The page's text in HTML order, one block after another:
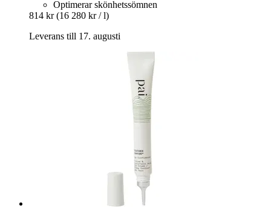
Optimerar skönhetssömnen
814 kr (16 280 kr / l)
Leverans till 17. augusti